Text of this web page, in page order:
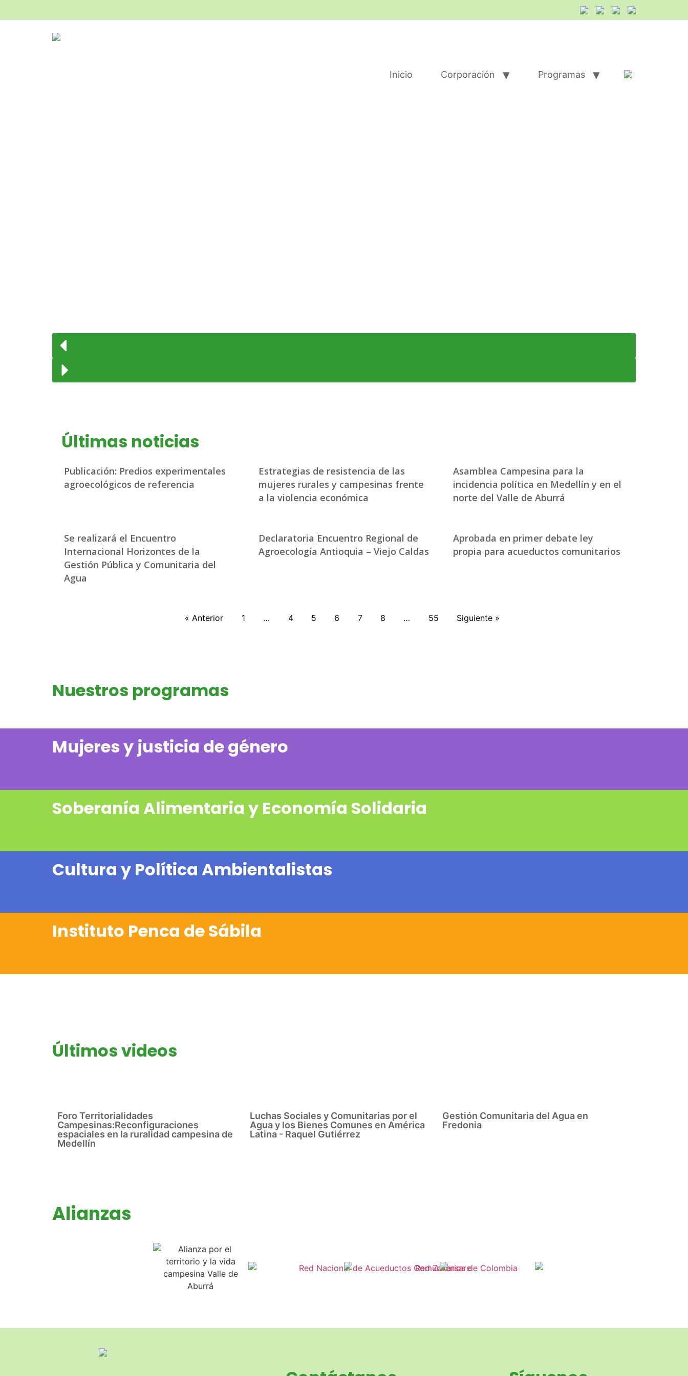
Inicio Corporación Programas
Últimas noticias
Publicación: Predios experimentales
agroecológicos de referencia
Estrategias de resistencia de las
mujeres rurales y campesinas frente
a la violencia económica
Asamblea Campesina para la
incidencia política en Medellín y en el
norte del Valle de Aburrá
Se realizará el Encuentro
Internacional Horizontes de la
Gestión Pública y Comunitaria del
Agua
Declaratoria Encuentro Regional de
Agroecología Antioquia – Viejo Caldas
Aprobada en primer debate ley
propia para acueductos comunitarios
« Anterior 1 … 4 5 6 7 8 … 55 Siguiente »
Nuestros programas
Mujeres y justicia de género
Soberanía Alimentaria y Economía Solidaria
Cultura y Política Ambientalistas
Instituto Penca de Sábila
Últimos videos
Foro Territorialidades
Campesinas:Reconfiguraciones
espaciales en la ruralidad campesina de
Medellín
Luchas Sociales y Comunitarias por el
Agua y los Bienes Comunes en América
Latina - Raquel Gutiérrez
Gestión Comunitaria del Agua en
Fredonia
Alianzas